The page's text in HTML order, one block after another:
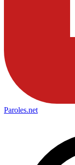
Paroles.net